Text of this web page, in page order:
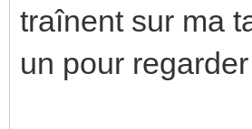
traînent sur ma
un pour